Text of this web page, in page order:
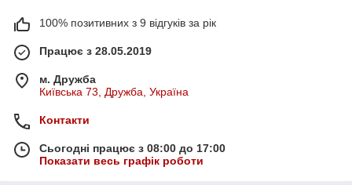
100% позитивних з 9 відгуків за рік
Працює з 28.05.2019
м. Дружба
Київська 73, Дружба, Україна
Контакти
Сьогодні працює з 08:00 до 17:00
Показати весь графік роботи